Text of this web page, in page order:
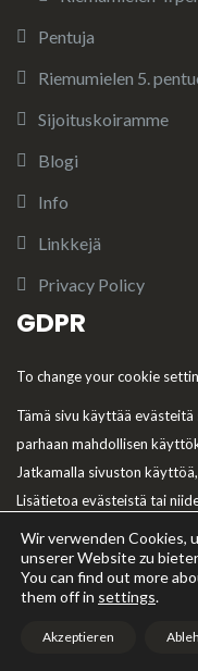
Pentuja
Riemumielen 5.
Sijoituskoiramme
Blogi
Info
Linkkejä
Privacy Policy
GDPR
To change your cookie
Tämä sivu käyttää evästeitä
parhaan mahdollisen
Jatkamalla sivuston
Lisätietoa evästeistä tai
Illdy.©
Wir verwenden Cookies,
unserer Website zu
You can find out more
them off in settings.
Akzeptieren